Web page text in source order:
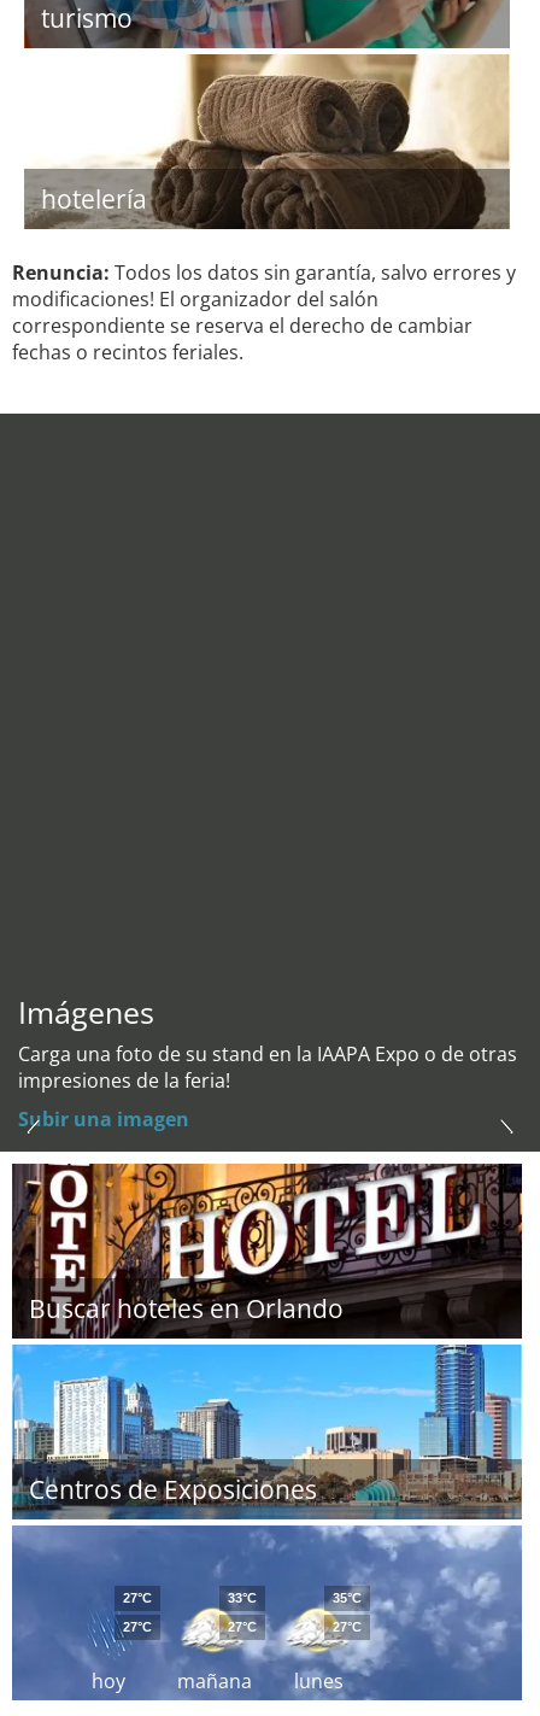
turismo
hotelería
Renuncia: Todos los datos sin garantía, salvo errores y
modificaciones! El organizador del salón
correspondiente se reserva el derecho de cambiar
fechas o recintos feriales.
Imágenes
Carga una foto de su stand en la IAAPA Expo o de otras
impresiones de la feria!
Subir una imagen
Buscar hoteles en Orlando
Centros de Exposiciones
hoy
27°C
27°C
mañana
33°C
27°C
lunes
35°C
27°C